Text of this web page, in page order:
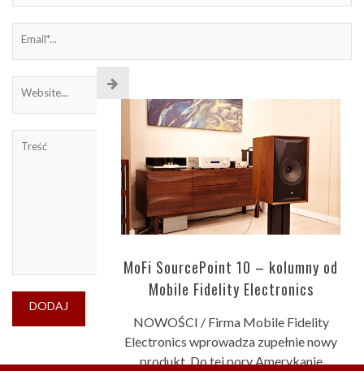
MoFi SourcePoint 10 – kolumny od
Mobile Fidelity Electronics
NOWOŚCI / Firma Mobile Fidelity
Electronics wprowadza zupełnie nowy
produkt. Do tej pory Amerykanie